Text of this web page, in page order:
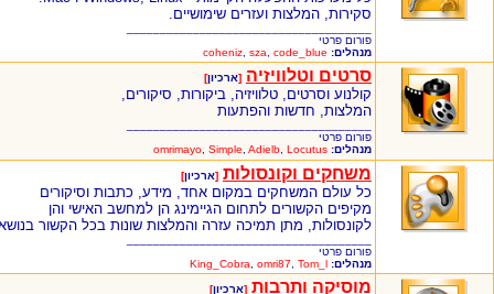
סקירות, המלצות ועזרים שימושיים.
פורום פרטי
מנהלים:
coheniz sza code_blue
סרטים וטלוויזיה [ארכיון]
קולנוע וסרטים, טלוויזיה, ביקורות, סיקורים,
המלצות, חדשות והפתעות
פורום פרטי
מנהלים:
omrimayo Simple Adielb Locutus
משחקים וקונסולות [ארכיון]
כל עולם המשחקים במקום אחד, מידע, כתבות וסיקורים
מקיפים הקשורים לתחום הגיימינג הן למחשב האישי והן
לקונסולות, מתן תמיכה עזרה והמלצות שונות בכל הקשור
פורום פרטי
מנהלים:
King_Cobra omri87 Tom_l
מוסיקה ותרבות [ארכיון]